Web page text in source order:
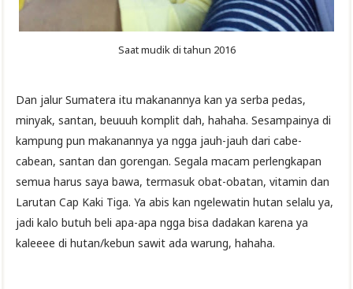
Saat mudik di tahun 2016
Dan jalur Sumatera itu makanannya kan ya serba pedas,
minyak, santan, beuuuh komplit dah, hahaha. Sesampainya di
kampung pun makanannya ya ngga jauh-jauh dari cabe-
cabean, santan dan gorengan. Segala macam perlengkapan
semua harus saya bawa, termasuk obat-obatan, vitamin dan
Larutan Cap Kaki Tiga. Ya abis kan ngelewatin hutan selalu ya,
jadi kalo butuh beli apa-apa ngga bisa dadakan karena ya
kaleeee di hutan/kebun sawit ada warung, hahaha.